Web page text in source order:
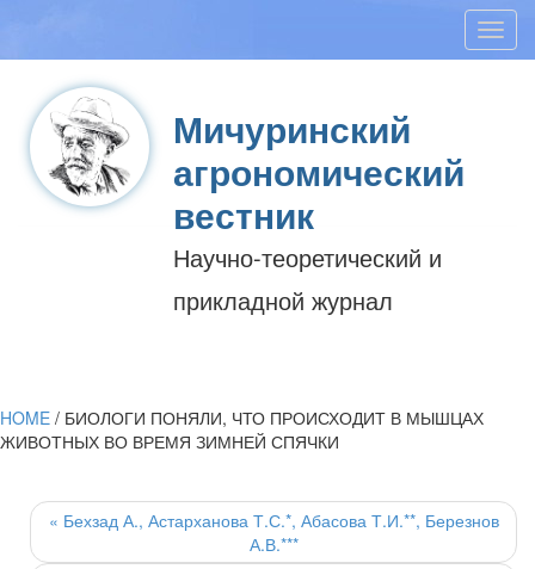
Мичуринский
агрономический
вестник
Научно-теоретический и
прикладной журнал
HOME / БИОЛОГИ ПОНЯЛИ, ЧТО ПРОИСХОДИТ В МЫШЦАХ
ЖИВОТНЫХ ВО ВРЕМЯ ЗИМНЕЙ СПЯЧКИ
Post
navigation
« Бехзад А., Астарханова Т.С.*, Абасова Т.И.**, Березнов
А.В.***